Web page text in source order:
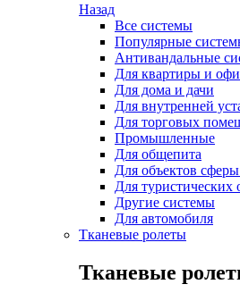
Назад
Все системы
Популярные
Антивандальные
Для квартиры и
Для дома и дачи
Для внутренней
Для торговых
Промышленные
Для общепита
Для объектов
Для туристических
Другие системы
Для автомобиля
Тканевые ролеты
Тканевые